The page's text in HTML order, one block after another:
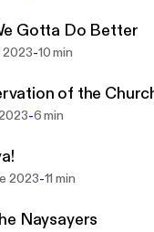
Gotta Do Better
2023-10 min
of the
-6 min
2023-11 min
Naysayers